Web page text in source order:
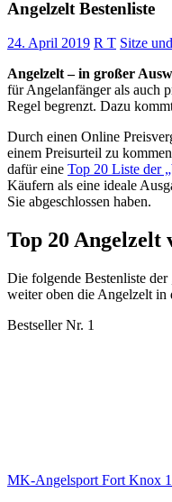
Angelzelt Bestenliste
24. April 2019 R T Sitze
Angelzelt – in großer
für Angelanfänger als auch
Regel begrenzt. Dazu
Durch einen Online
einem Preisurteil zu
dafür eine Top 20 Liste der
Käufern als eine ideale
Sie abgeschlossen haben.
Top 20 Angelzelt
Die folgende Bestenliste
weiter oben die Angelzelt in
Bestseller Nr. 1
MK-Angelsport Fort Knox